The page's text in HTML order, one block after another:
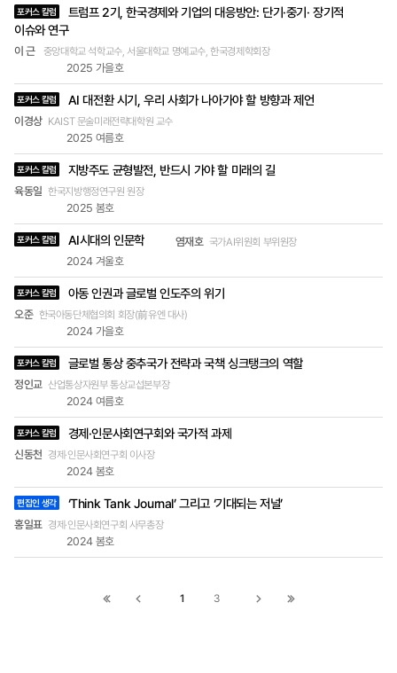
이다. 재정 여건도 많이 취약해졌다. 각국 정부는 코
정책을 폈다. 이로 인해 재정적자와 공공 부채가 급
증했다. 사실 개도국 부채 문제는 코로나 팬데믹 이
각해졌다. 국제통화기금(IMF)에 따르면 전 세계 69
9 위기는 불평등 또한 심화시키고 있다. 세계은행과
한다. 이유는 전자가 후자에 비해 서비스, 접대, 소매
등 소비자와 직접 대면하는 업종(consumer-facin
야도 마찬가지이다. 코로나19는 아날로그에서 디지
털로의 전환을 가속화하는 중요한 계기가 되었지만
인터넷에 접근하는 계층과 그렇지 못한 계층 간 불
인터넷에 접근하지 못하고 있다. 그런데 이들은 재
택근무나 비대면 근무를 할 수 없으므로 코로나19
하고 보편적인 인터넷 접근이 필수적이다. 브렉시트
(Brexit), 아메리카 퍼스트(America First)로 발현
로나19 보건 위기는 국경을 초월한 문제이고, 이의
해결을 위해서는 다자가 참여하는 국제공조가 필요
려나 있다. 세계보건기구(WHO)는 선진국이 천문학
것을 호소했다. 그러나 선진국들이 머뭇거리는 사이
포커스 칼럼
트럼프 2기, 한국경제와 기업의 대응방안: 단기·중기· 장기적
이슈와 연구
이 근 중앙대학교 석학교수, 서울대학교 명예교수, 한국경제학회장
2025 가을호
포커스 칼럼 AI 대전환 시기, 우리 사회가 나아가야 할 방향과 제언
이경상 KAIST 문술미래전략대학원 교수
2025 여름호
포커스 칼럼 지방주도 균형발전, 반드시 가야 할 미래의 길
육동일 한국지방행정연구원 원장
2025 봄호
포커스 칼럼 AI시대의 인문학 염재호 국가AI위원회 부위원장
2024 겨울호
포커스 칼럼 아동 인권과 글로벌 인도주의 위기
오준 한국아동단체협의회 회장(前유엔 대사)
2024 가을호
포커스 칼럼 글로벌 통상 중추국가 전략과 국책 싱크탱크의 역할
정인교 산업통상자원부 통상교섭본부장
2024 여름호
포커스 칼럼 경제·인문사회연구회와 국가적 과제
신동천 경제·인문사회연구회 이사장
2024 봄호
편집인 생각 ‘Think Tank Journal’ 그리고 ‘기대되는 저널’
홍일표 경제·인문사회연구회 사무총장
2024 봄호
첫
이전
1 3
다음
끝